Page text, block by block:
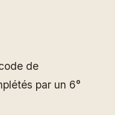
de
par un 6°